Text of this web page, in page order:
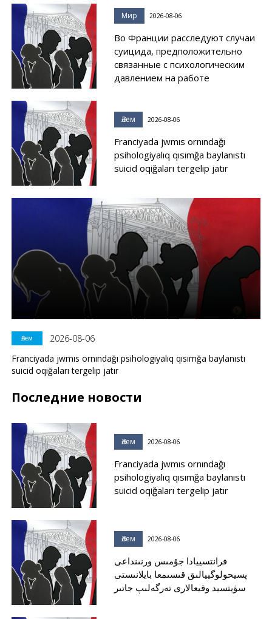
Мир 2026-08-06
Во Франции расследуют случаи
суицида, предположительно
связанные с психологическим
давлением на работе
Әлем 2026-08-06
Franciyada jwmıs ornındağı
psihologiyalıq qısımğa baylanıstı
suicid oqiğaları tergelip jatır
Әлем
2026-08-06
Franciyada jwmıs ornındağı psihologiyalıq qısımğa baylanıstı
suicid oqiğaları tergelip jatır
Последние новости
Әлем 2026-08-06
Franciyada jwmıs ornındağı
psihologiyalıq qısımğa baylanıstı
suicid oqiğaları tergelip jatır
Әлем 2026-08-06
فرانتسييادا جۇمىس ورنىنداعى
پسيحولوگييالىق قىسىمعا بايلانىستى
سۋيتسيد وقيعالارى تەرگەلىپ جاتىر